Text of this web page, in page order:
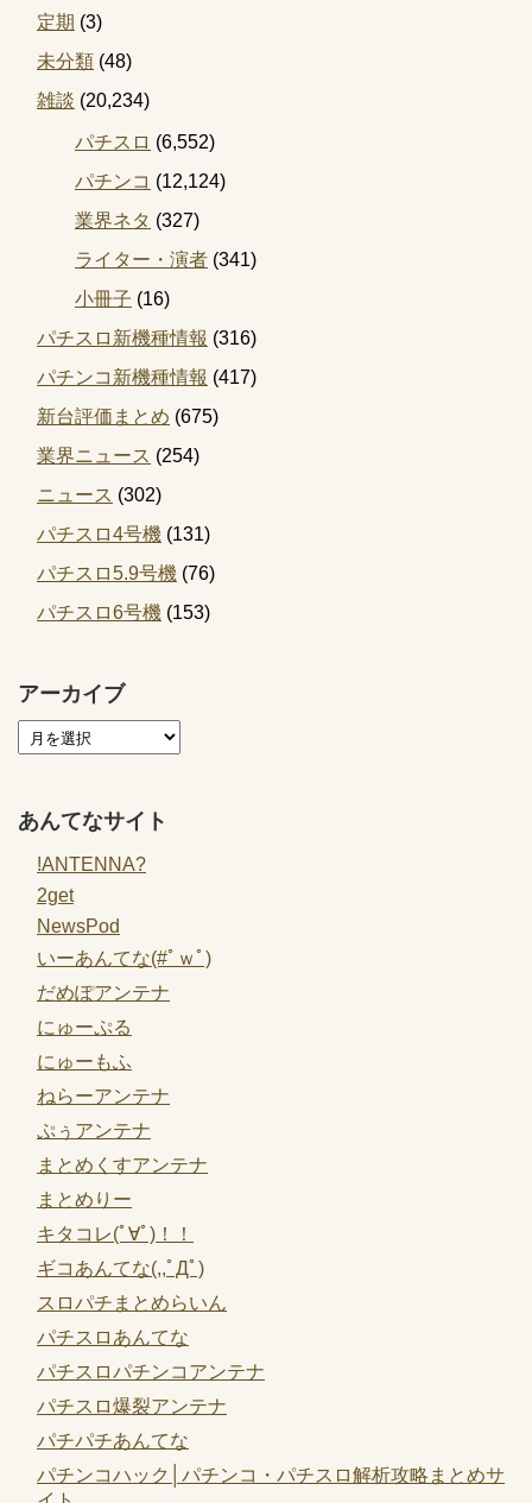
定期 (3)
未分類 (48)
雑談 (20,234)
パチスロ (6,552)
パチンコ (12,124)
業界ネタ (327)
ライター・演者 (341)
小冊子 (16)
パチスロ新機種情報 (316)
パチンコ新機種情報 (417)
新台評価まとめ (675)
業界ニュース (254)
ニュース (302)
パチスロ4号機 (131)
パチスロ5.9号機 (76)
パチスロ6号機 (153)
アーカイブ
あんてなサイト
!ANTENNA?
2get
NewsPod
いーあんてな(#ﾟｗﾟ)
だめぽアンテナ
にゅーぷる
にゅーもふ
ねらーアンテナ
ぷぅアンテナ
まとめくすアンテナ
まとめりー
キタコレ(ﾟ∀ﾟ)！！
ギコあんてな(,,ﾟДﾟ)
スロパチまとめらいん
パチスロあんてな
パチスロパチンコアンテナ
パチスロ爆裂アンテナ
パチパチあんてな
パチンコハック│パチンコ・パチスロ解析攻略まとめサ